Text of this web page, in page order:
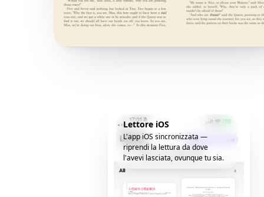
Lettore iOS
L'app iOS sincronizzata —
riprendi la lettura da dove
l'avevi lasciata, ovunque tu sia.